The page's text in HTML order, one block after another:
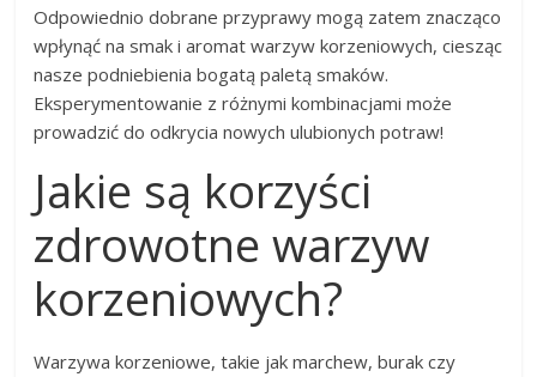
Odpowiednio dobrane przyprawy mogą zatem znacząco
wpłynąć na smak i aromat warzyw korzeniowych, ciesząc
nasze podniebienia bogatą paletą smaków.
Eksperymentowanie z różnymi kombinacjami może
prowadzić do odkrycia nowych ulubionych potraw!
Jakie są korzyści
zdrowotne warzyw
korzeniowych?
Warzywa korzeniowe, takie jak marchew, burak czy